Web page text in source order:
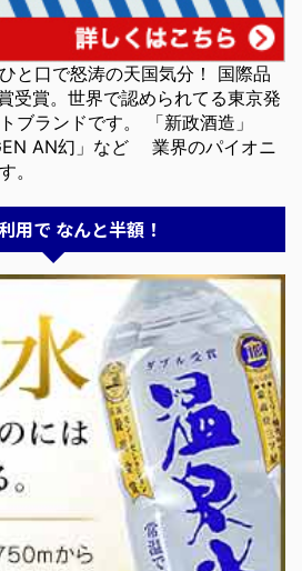
と口で怒涛の天国気分！ 国際品
受賞。世界で認められてる東京発
ブランドです。 「新政酒造」
AN幻」など 業界のパイオニ
。
用で なんと半額！